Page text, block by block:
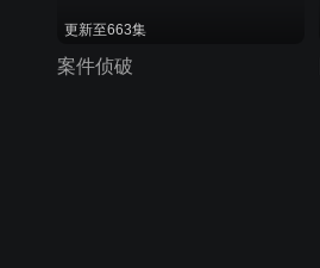
更新至663集
案件侦破